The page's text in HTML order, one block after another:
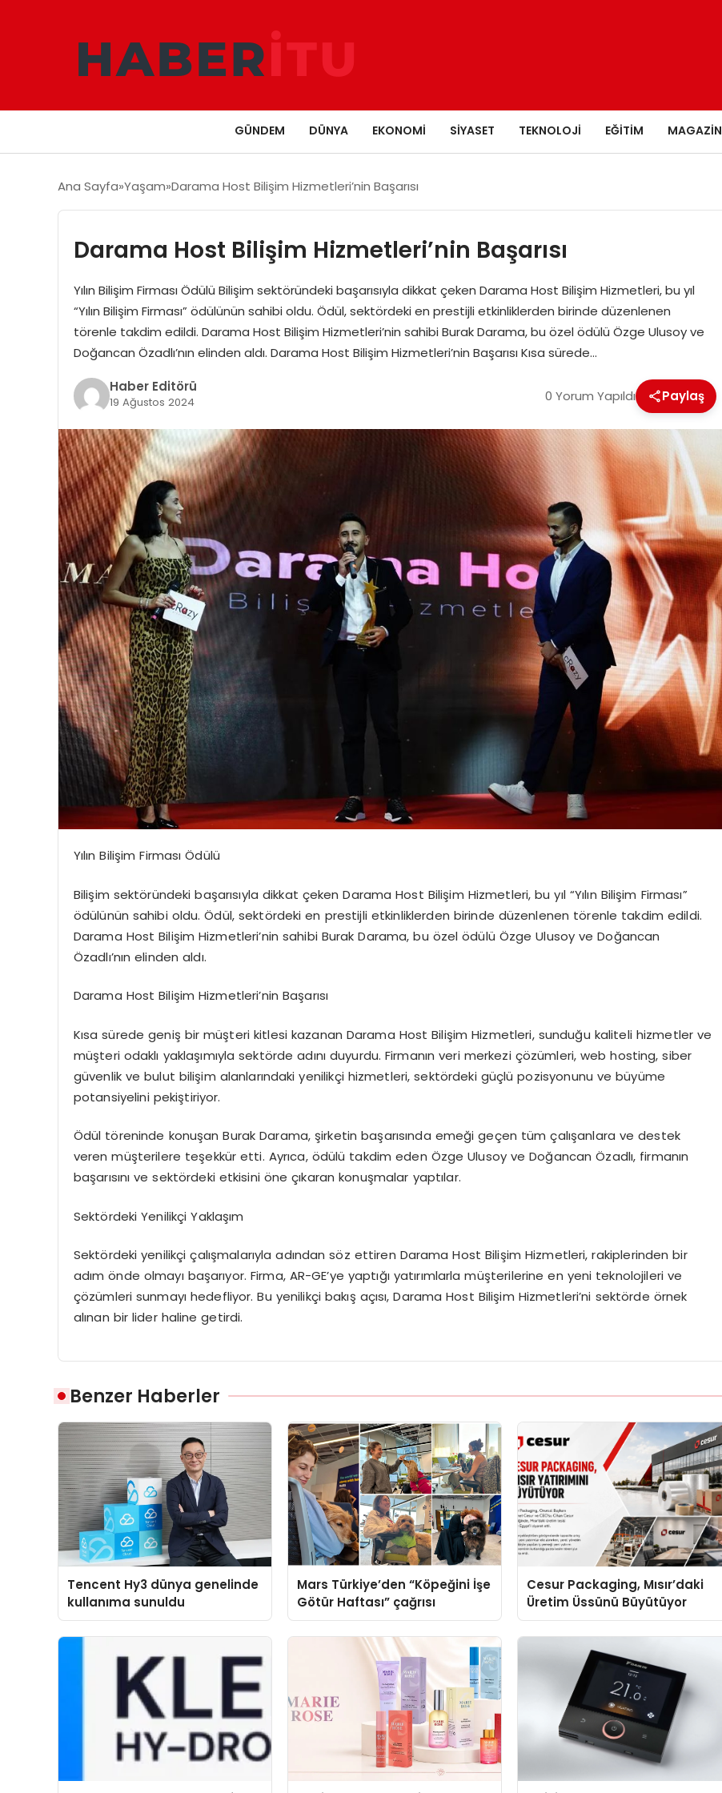
GÜNDEM DÜNYA EKONOMI SIYASET TEKNOLOJI EĞITIM MAGAZIN
Ana Sayfa Yaşam Darama Host Bilişim Hizmetleri’nin Başarısı
Darama Host Bilişim Hizmetleri’nin Başarısı
Yılın Bilişim Firması Ödülü Bilişim sektöründeki başarısıyla dikkat çeken Darama Host Bilişim Hizmetleri, bu yıl
“Yılın Bilişim Firması” ödülünün sahibi oldu. Ödül, sektördeki en prestijli etkinliklerden birinde düzenlenen
törenle takdim edildi. Darama Host Bilişim Hizmetleri’nin sahibi Burak Darama, bu özel ödülü Özge Ulusoy ve
Doğancan Özadlı’nın elinden aldı. Darama Host Bilişim Hizmetleri’nin Başarısı Kısa sürede…
Haber Editörü
19 Ağustos 2024 0 Yorum Yapıldı Paylaş
Yılın Bilişim Firması Ödülü
Bilişim sektöründeki başarısıyla dikkat çeken Darama Host Bilişim Hizmetleri, bu yıl “Yılın Bilişim Firması”
ödülünün sahibi oldu. Ödül, sektördeki en prestijli etkinliklerden birinde düzenlenen törenle takdim edildi.
Darama Host Bilişim Hizmetleri’nin sahibi Burak Darama, bu özel ödülü Özge Ulusoy ve Doğancan
Özadlı’nın elinden aldı.
Darama Host Bilişim Hizmetleri’nin Başarısı
Kısa sürede geniş bir müşteri kitlesi kazanan Darama Host Bilişim Hizmetleri, sunduğu kaliteli hizmetler ve
müşteri odaklı yaklaşımıyla sektörde adını duyurdu. Firmanın veri merkezi çözümleri, web hosting, siber
güvenlik ve bulut bilişim alanlarındaki yenilikçi hizmetleri, sektördeki güçlü pozisyonunu ve büyüme
potansiyelini pekiştiriyor.
Ödül töreninde konuşan Burak Darama, şirketin başarısında emeği geçen tüm çalışanlara ve destek
veren müşterilere teşekkür etti. Ayrıca, ödülü takdim eden Özge Ulusoy ve Doğancan Özadlı, firmanın
başarısını ve sektördeki etkisini öne çıkaran konuşmalar yaptılar.
Sektördeki Yenilikçi Yaklaşım
Sektördeki yenilikçi çalışmalarıyla adından söz ettiren Darama Host Bilişim Hizmetleri, rakiplerinden bir
adım önde olmayı başarıyor. Firma, AR-GE’ye yaptığı yatırımlarla müşterilerine en yeni teknolojileri ve
çözümleri sunmayı hedefliyor. Bu yenilikçi bakış açısı, Darama Host Bilişim Hizmetleri’ni sektörde örnek
alınan bir lider haline getirdi.
Benzer Haberler
Tencent Hy3 dünya genelinde
kullanıma sunuldu
Mars Türkiye’den “Köpeğini İşe
Götür Haftası” çağrısı
Cesur Packaging, Mısır’daki
Üretim Üssünü Büyütüyor